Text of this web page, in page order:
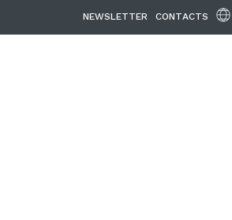
NEWSLETTER CONTACTS